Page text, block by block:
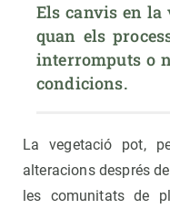
Els canvis en la
quan els
interromputs o
condicions.
La vegetació pot,
alteracions després
les comunitats de